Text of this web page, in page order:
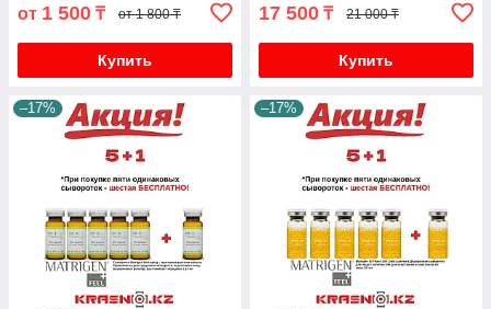
от 1 500 ₸ от 1 800 ₸
Купить
17 500 ₸ 21 000 ₸
Купить
–17% –17%